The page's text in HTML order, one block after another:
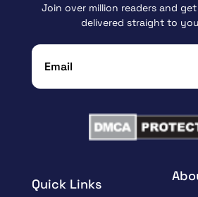
Quick Links
Join over million readers and
delivered straight to